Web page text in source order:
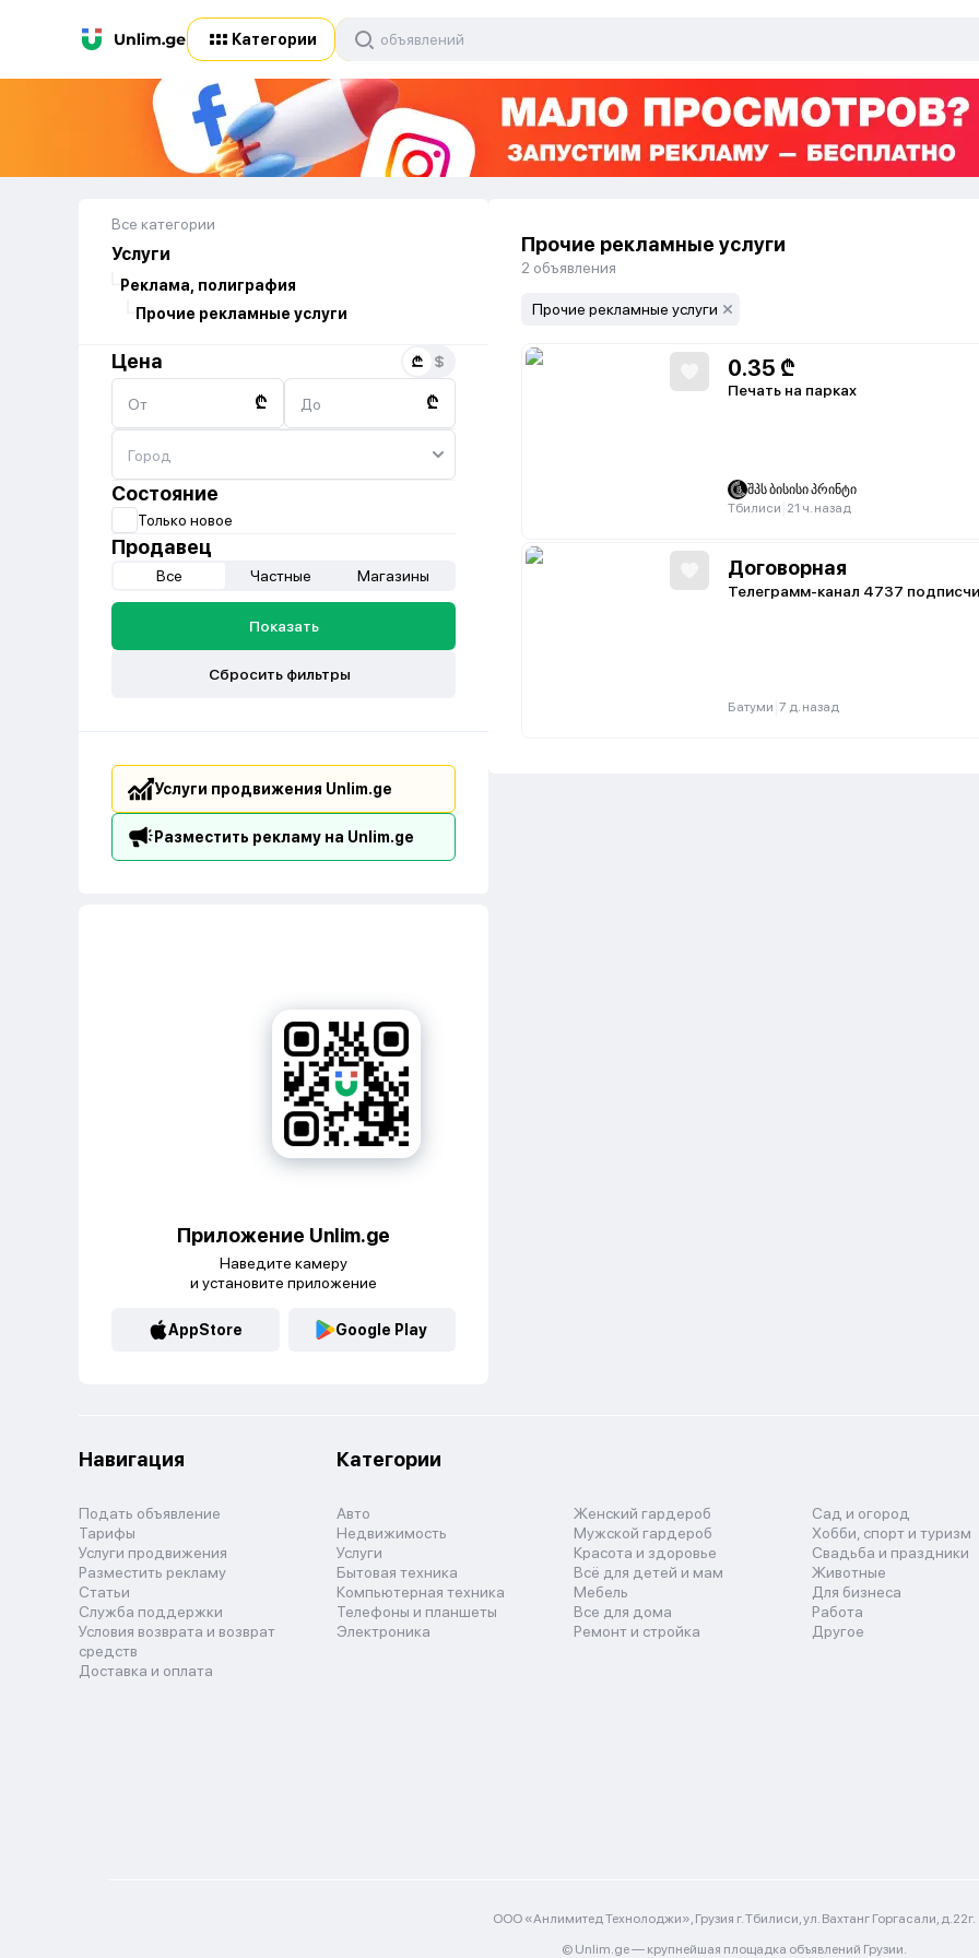
Категории
Все категории
Услуги
Реклама, полиграфия
Прочие рекламные услуги
Цена
От ₾ До ₾
Состояние
Только новое
Продавец
Все Частные Магазины
Показать
Сбросить фильтры
Услуги продвижения Unlim.ge
Разместить рекламу на Unlim.ge
Приложение Unlim.ge
Наведите камеру
и установите приложение
AppStore Google Play
Прочие рекламные услуги
2 объявления
Прочие рекламные услуги
0.35 ₾
Печать на парках
შპს ბისისი პრინტი
Тбилиси 21 ч. назад
Договорная
Телеграмм-канал 4737
Батуми 7 д. назад
Навигация
Подать объявление
Тарифы
Услуги продвижения
Разместить рекламу
Статьи
Служба поддержки
Условия возврата и возврат
средств
Доставка и оплата
Категории
Авто
Недвижимость
Услуги
Бытовая техника
Компьютерная техника
Телефоны и планшеты
Электроника
Женский гардероб
Мужской гардероб
Красота и здоровье
Всё для детей и мам
Мебель
Все для дома
Ремонт и стройка
Сад и огород
Хобби, спорт и туризм
Свадьба и праздники
Животные
Для бизнеса
Работа
Другое
ООО «Анлимитед Технолоджи», Грузия г. Тбилиси, ул. Вахтанг Горгасали, д.22г.
© Unlim.ge — крупнейшая площадка объявлений Грузии.